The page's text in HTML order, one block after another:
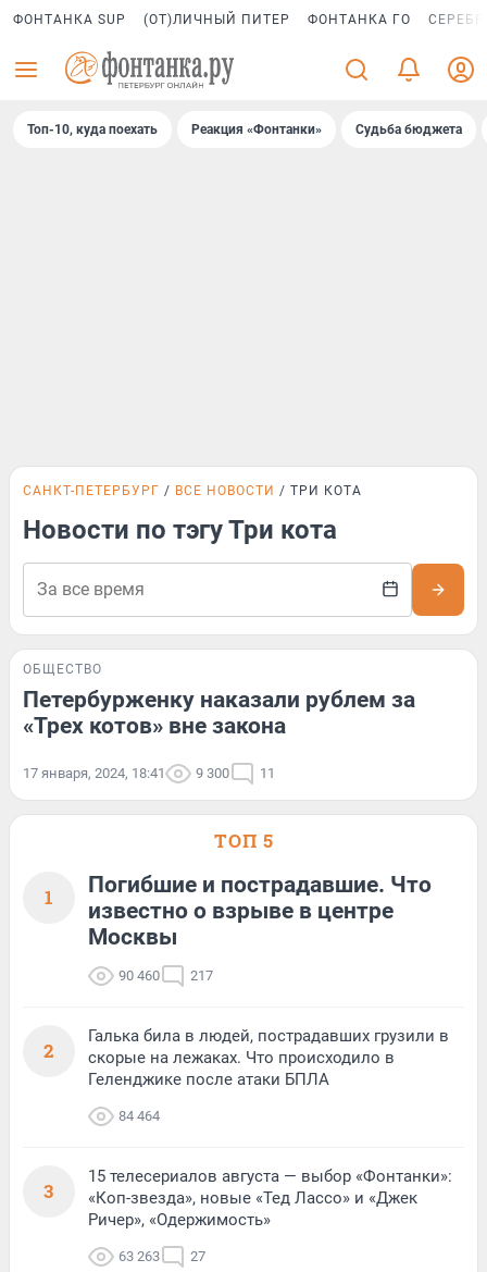
ФОНТАНКА SUP (ОТ)ЛИЧНЫЙ ПИТЕР ФОНТАНКА ГО
Топ-10, куда поехать Реакция «Фонтанки» Судьба бюджета
САНКТ-ПЕТЕРБУРГ ВСЕ НОВОСТИ ТРИ КОТА
Новости по тэгу Три кота
ОБЩЕСТВО
Петербурженку наказали рублем за
«Трех котов» вне закона
17 января, 2024, 18:41 9 300 11
ТОП 5
1
Погибшие и пострадавшие. Что
известно о взрыве в центре
Москвы
90 460 217
2
Галька била в людей, пострадавших грузили в
скорые на лежаках. Что происходило в
Геленджике после атаки БПЛА
84 464
3
15 телесериалов августа — выбор «Фонтанки»:
«Коп-звезда», новые «Тед Лассо» и «Джек
Ричер», «Одержимость»
63 263 27